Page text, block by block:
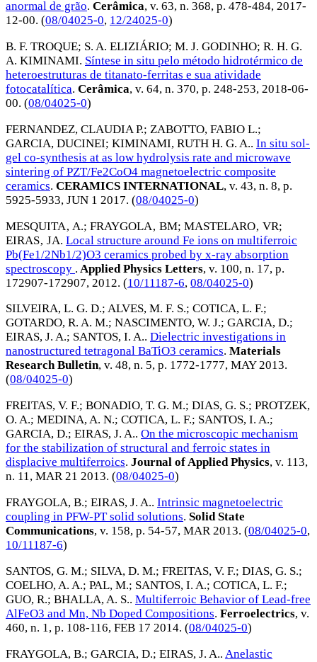
anormal de grão. Cerâmica, v. 63, n. 368, p. 478-484, 2017-
12-00. (08/04025-0, 12/24025-0)
B. F. TROQUE; S. A. ELIZIÁRIO; M. J. GODINHO; R. H. G.
A. KIMINAMI. Síntese in situ pelo método hidrotérmico de
heteroestruturas de titanato-ferritas e sua atividade
fotocatalítica. Cerâmica, v. 64, n. 370, p. 248-253, 2018-06-
00. (08/04025-0)
FERNANDEZ, CLAUDIA P.; ZABOTTO, FABIO L.;
GARCIA, DUCINEI; KIMINAMI, RUTH H. G. A.. In situ sol-
gel co-synthesis at as low hydrolysis rate and microwave
sintering of PZT/Fe2CoO4 magnetoelectric composite
ceramics. CERAMICS INTERNATIONAL, v. 43, n. 8, p.
5925-5933, JUN 1 2017. (08/04025-0)
MESQUITA‚ A.; FRAYGOLA‚ BM; MASTELARO‚ VR;
EIRAS‚ JA. Local structure around Fe ions on multiferroic
Pb(Fe1/2Nb1/2)O3 ceramics probed by x-ray absorption
spectroscopy . Applied Physics Letters, v. 100, n. 17, p.
172907-172907, 2012. (10/11187-6, 08/04025-0)
SILVEIRA, L. G. D.; ALVES, M. F. S.; COTICA, L. F.;
GOTARDO, R. A. M.; NASCIMENTO, W. J.; GARCIA, D.;
EIRAS, J. A.; SANTOS, I. A.. Dielectric investigations in
nanostructured tetragonal BaTiO3 ceramics. Materials
Research Bulletin, v. 48, n. 5, p. 1772-1777, MAY 2013.
(08/04025-0)
FREITAS, V. F.; BONADIO, T. G. M.; DIAS, G. S.; PROTZEK,
O. A.; MEDINA, A. N.; COTICA, L. F.; SANTOS, I. A.;
GARCIA, D.; EIRAS, J. A.. On the microscopic mechanism
for the stabilization of structural and ferroic states in
displacive multiferroics. Journal of Applied Physics, v. 113,
n. 11, MAR 21 2013. (08/04025-0)
FRAYGOLA, B.; EIRAS, J. A.. Intrinsic magnetoelectric
coupling in PFW-PT solid solutions. Solid State
Communications, v. 158, p. 54-57, MAR 2013. (08/04025-0,
10/11187-6)
SANTOS, G. M.; SILVA, D. M.; FREITAS, V. F.; DIAS, G. S.;
COELHO, A. A.; PAL, M.; SANTOS, I. A.; COTICA, L. F.;
GUO, R.; BHALLA, A. S.. Multiferroic Behavior of Lead-free
AlFeO3 and Mn, Nb Doped Compositions. Ferroelectrics, v.
460, n. 1, p. 108-116, FEB 17 2014. (08/04025-0)
FRAYGOLA, B.; GARCIA, D.; EIRAS, J. A.. Anelastic